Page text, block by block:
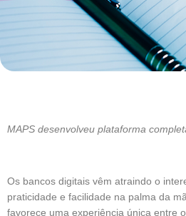
MAPS desenvolveu plataforma
Os bancos digitais vêm atraindo o
praticidade e facilidade na palma da
favorece uma experiência única entre